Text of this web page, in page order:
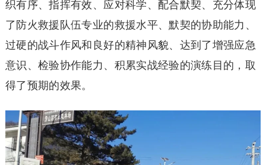
织有序、指挥有效、应对科学、配合默契、充分体现
了防火救援队伍专业的救援水平、默契的协助能力、
过硬的战斗作风和良好的精神风貌、达到了增强应急
意识、检验协作能力、积累实战经验的演练目的，取
得了预期的效果。